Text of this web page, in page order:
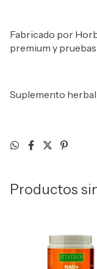
Fabricado por
premium y
Suplemento
Productos